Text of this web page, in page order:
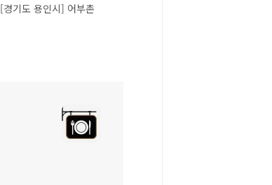
[경기도 용인시] 어부촌